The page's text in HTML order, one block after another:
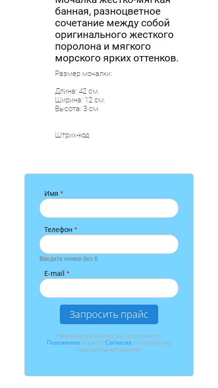
банная, разноцветное
сочетание между собой
оригинального жесткого
поролона и мягкого
морского ярких оттенков.
Размер мочалки:
Длина: 42 см.
Ширина: 12 см.
Высота: 3 см.
Штрих-код
Имя *
Телефон *
Введите номер без 8
E-mail *
Запросить прайс
Нажимая на кнопку, вы принимаете
Положение и даете Согласие на обработку
персональных данных.